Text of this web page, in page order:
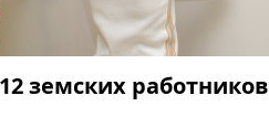
земских работников